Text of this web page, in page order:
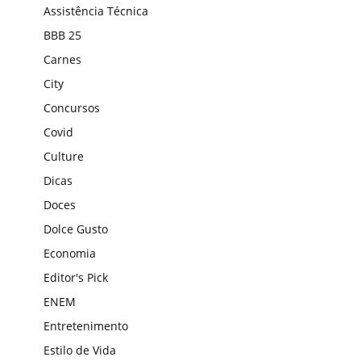
Assistência Técnica
BBB 25
Carnes
City
Concursos
Covid
Culture
Dicas
Doces
Dolce Gusto
Economia
Editor's Pick
ENEM
Entretenimento
Estilo de Vida